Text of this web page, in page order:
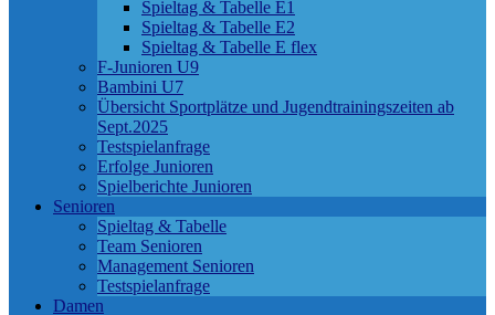
Spieltag & Tabelle E1
Spieltag & Tabelle E2
Spieltag & Tabelle E flex
F-Junioren U9
Bambini U7
Übersicht Sportplätze und Jugendtrainingszeiten ab
Sept.2025
Testspielanfrage
Erfolge Junioren
Spielberichte Junioren
Senioren
Spieltag & Tabelle
Team Senioren
Management Senioren
Testspielanfrage
Damen